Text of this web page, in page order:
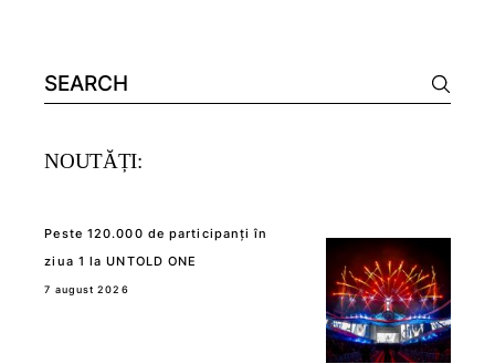
Search
for:
NOUTĂȚI:
Peste 120.000 de participanți în
ziua 1 la UNTOLD ONE
7 august 2026